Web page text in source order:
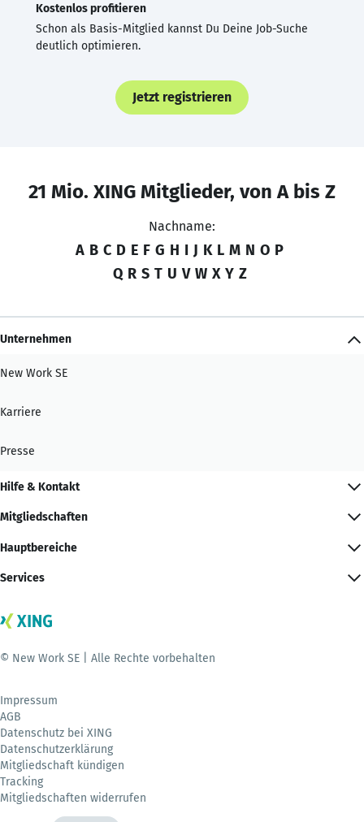
Kostenlos profitieren
Schon als Basis-Mitglied kannst Du Deine Job-Suche
deutlich optimieren.
Jetzt registrieren
21 Mio. XING Mitglieder, von A bis Z
Nachname:
A B C D E F G H I J K L M N O P
Q R S T U V W X Y Z
Unternehmen
New Work SE
Karriere
Presse
Hilfe & Kontakt
Mitgliedschaften
Hauptbereiche
Services
© New Work SE | Alle Rechte vorbehalten
Impressum
AGB
Datenschutz bei XING
Datenschutzerklärung
Mitgliedschaft kündigen
Tracking
Mitgliedschaften widerrufen